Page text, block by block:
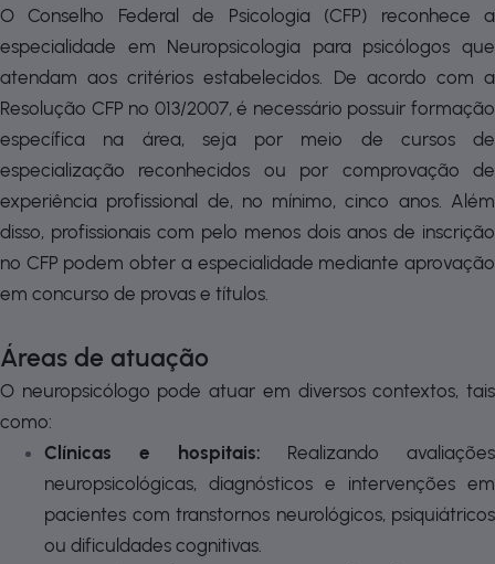
O Conselho Federal de Psicologia (CFP) reconhece a
especialidade em Neuropsicologia para psicólogos que
atendam aos critérios estabelecidos. De acordo com a
Resolução CFP nº 013/2007, é necessário possuir formação
específica na área, seja por meio de cursos de
especialização reconhecidos ou por comprovação de
experiência profissional de, no mínimo, cinco anos. Além
disso, profissionais com pelo menos dois anos de inscrição
no CFP podem obter a especialidade mediante aprovação
em concurso de provas e títulos.
Áreas de atuação
O neuropsicólogo pode atuar em diversos contextos, tais
como:
Clínicas e hospitais: Realizando avaliações
neuropsicológicas, diagnósticos e intervenções em
pacientes com transtornos neurológicos, psiquiátricos
ou dificuldades cognitivas.